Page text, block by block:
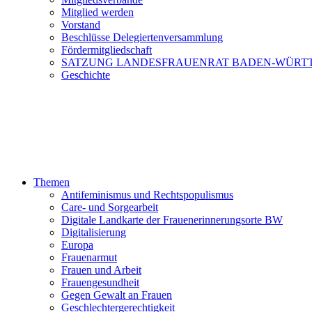
Mitglied werden
Vorstand
Beschlüsse Delegiertenversammlung
Fördermitgliedschaft
SATZUNG LANDESFRAUENRAT BADEN-
Geschichte
Themen
Antifeminismus und Rechtspopulismus
Care- und Sorgearbeit
Digitale Landkarte der Frauenerinnerungsorte BW
Digitalisierung
Europa
Frauenarmut
Frauen und Arbeit
Frauengesundheit
Gegen Gewalt an Frauen
Geschlechtergerechtigkeit